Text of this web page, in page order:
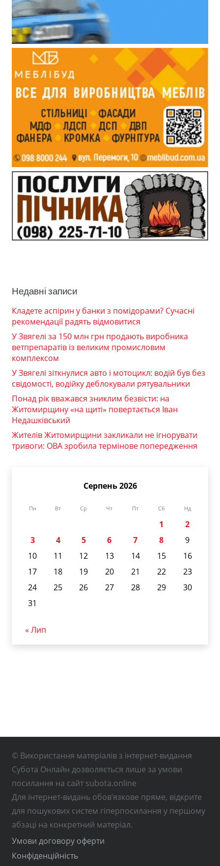
Недавні записи
Кладете аспірин у банки з помідорами? Сучасні
рекомендації радять відмовитися
У Звягелі за 150 млн грн продають виробника
ветпрепаратів із великим промисловим
комплексом
У Звягелі зіткнулися авто і мотоцикл: водій був без
свідомості, водійку деблокували рятувальники
Понад рік вважався зниклим безвісти: на
Житомирщину «на щиті» повертається Іван
Недашківський
Жителів Житомирщини закликали не ігнорувати
тривоги: ОВА зробила термінове попередження
Серпень 2026
Пн Вт Ср Чт Пт Сб Нд
1
2
3
4 5 6 7 8
9
10
11 12 13 14 15
16
17
18 19 20 21 22
23
24
25 26 27 28 29
30
31
« Лип
© Використання матеріалів з інтернет-видання
Субота Онлайн дозволяється лише за умови
посилання на сайт subota.online
Для інтернет-видань обов’язкове пряме, відкрите
для пошукових систем гіперпосилання у першому
абзаці на конкретний матеріал.
Умови договору оферти
Конфіденційність